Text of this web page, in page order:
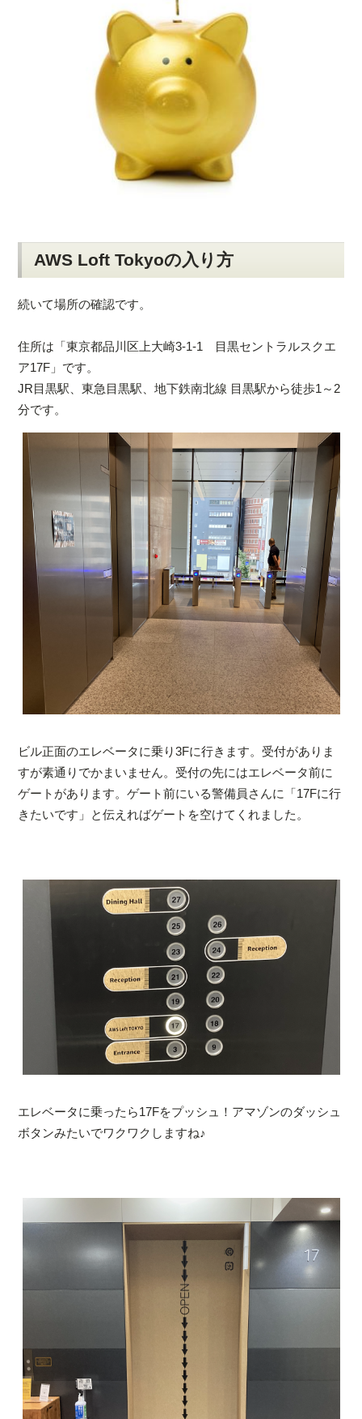
AWS Loft Tokyoの入り方
続いて場所の確認です。
住所は「東京都品川区上大崎3-1-1 目黒セントラルスクエ
ア17F」です。
JR目黒駅、東急目黒駅、地下鉄南北線 目黒駅から徒歩1～2
分です。
ビル正面のエレベータに乗り3Fに行きます。受付がありま
すが素通りでかまいません。受付の先にはエレベータ前に
ゲートがあります。ゲート前にいる警備員さんに「17Fに行
きたいです」と伝えればゲートを空けてくれました。
エレベータに乗ったら17Fをプッシュ！アマゾンのダッシュ
ボタンみたいでワクワクしますね♪